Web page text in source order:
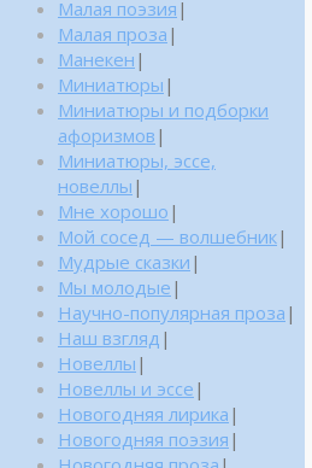
Малая поэзия |
Малая проза |
Манекен |
Миниатюры |
Миниатюры и подборки
афоризмов |
Миниатюры, эссе,
новеллы |
Мне хорошо |
Мой сосед — волшебник|
Мудрые сказки |
Мы молодые |
Научно-популярная проза |
Наш взгляд |
Новеллы |
Новеллы и эссе |
Новогодняя лирика |
Новогодняя поэзия |